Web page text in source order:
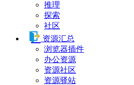
推理
探索
社区
资源汇总
浏览器插件
办公资源
资源社区
资源驿站